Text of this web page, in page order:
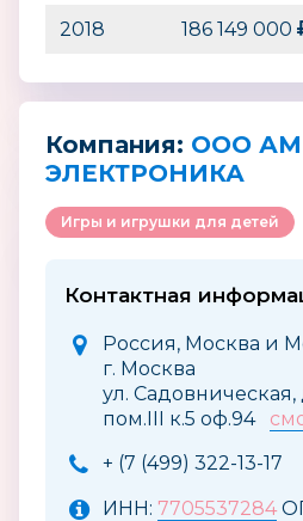
2018 186 149 000
Компания: ООО
ЭЛЕКТРОНИКА
Игры и игрушки для детей
Контактная
Россия, Москва и
г. Москва
ул. Садовническая,
пом.III к.5 оф.94
+ (7 (499) 322-13-17
ИНН: 7705537284